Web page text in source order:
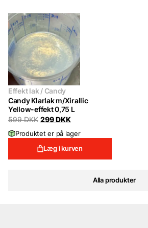
Alla produkter
Effekt lak / Candy
Candy Klarlak m/Xirallic
Yellow-effekt 0,75 L
599DKK Original
was:
299DKKCurrent
is:
Produktet er på lager
Læg i kurven